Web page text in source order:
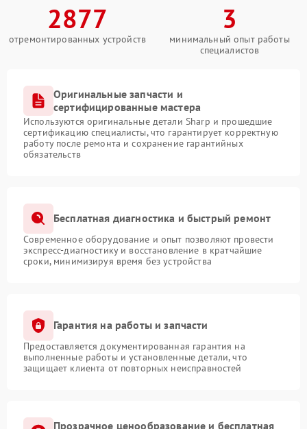
2877
отремонтированных устройств
3
минимальный опыт работы
специалистов
Оригинальные запчасти и
сертифицированные мастера
Используются оригинальные детали Sharp и прошедшие
сертификацию специалисты, что гарантирует корректную
работу после ремонта и сохранение гарантийных
обязательств
Бесплатная диагностика и быстрый ремонт
Современное оборудование и опыт позволяют провести
экспресс-диагностику и восстановление в кратчайшие
сроки, минимизируя время без устройства
Гарантия на работы и запчасти
Предоставляется документированная гарантия на
выполненные работы и установленные детали, что
защищает клиента от повторных неисправностей
Прозрачное ценообразование и бесплатная